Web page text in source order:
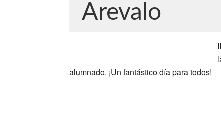
Arevalo
alumnado. ¡Un fantástico día para todos!